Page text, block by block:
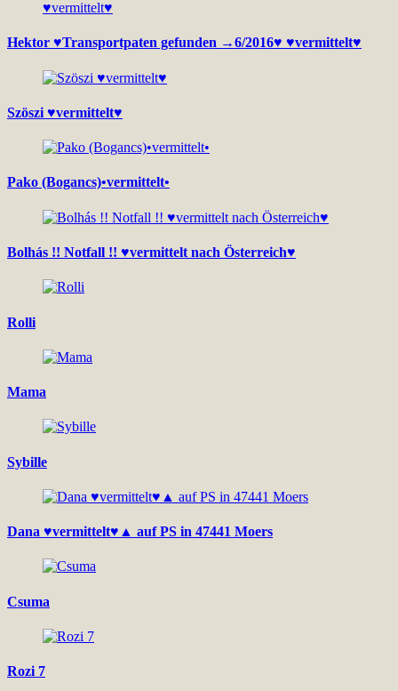
Hektor ♥Transportpaten gefunden →6/2016♥ ♥vermittelt♥
Szöszi ♥vermittelt♥
Pako (Bogancs)•vermittelt•
Bolhás !! Notfall !! ♥vermittelt nach Österreich♥
Rolli
Mama
Sybille
Dana ♥vermittelt♥▲ auf PS in 47441 Moers
Csuma
Rozi 7